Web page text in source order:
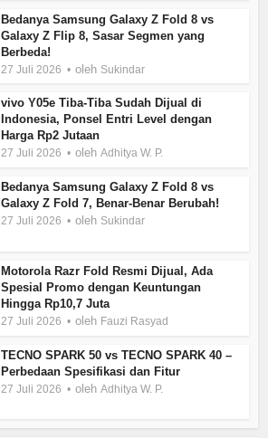
Bedanya Samsung Galaxy Z Fold 8 vs
Galaxy Z Flip 8, Sasar Segmen yang
Berbeda!
27 Juli 2026 oleh Sukindar
vivo Y05e Tiba-Tiba Sudah Dijual di
Indonesia, Ponsel Entri Level dengan
Harga Rp2 Jutaan
27 Juli 2026 olehAdhitya W. P.
Bedanya Samsung Galaxy Z Fold 8 vs
Galaxy Z Fold 7, Benar-Benar Berubah!
27 Juli 2026 oleh Sukindar
Motorola Razr Fold Resmi Dijual, Ada
Spesial Promo dengan Keuntungan
Hingga Rp10,7 Juta
27 Juli 2026 oleh Fauzi Rasyad
TECNO SPARK 50 vs TECNO SPARK 40 –
Perbedaan Spesifikasi dan Fitur
27 Juli 2026 olehAdhitya W. P.